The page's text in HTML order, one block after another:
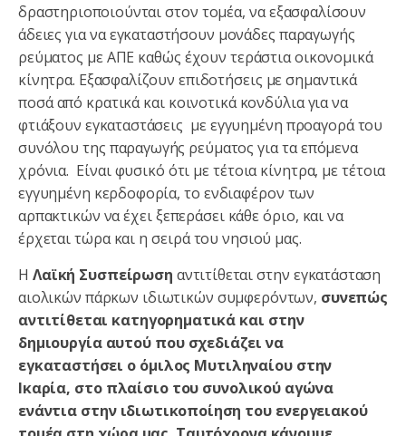
δραστηριοποιούνται στον τομέα, να εξασφαλίσουν
άδειες για να εγκαταστήσουν μονάδες παραγωγής
ρεύματος με ΑΠΕ καθώς έχουν τεράστια οικονομικά
κίνητρα. Εξασφαλίζουν επιδοτήσεις με σημαντικά
ποσά από κρατικά και κοινοτικά κονδύλια για να
φτιάξουν εγκαταστάσεις με εγγυημένη προαγορά του
συνόλου της παραγωγής ρεύματος για τα επόμενα
χρόνια. Είναι φυσικό ότι με τέτοια κίνητρα, με τέτοια
εγγυημένη κερδοφορία, το ενδιαφέρον των
αρπακτικών να έχει ξεπεράσει κάθε όριο, και να
έρχεται τώρα και η σειρά του νησιού μας.
Η Λαϊκή Συσπείρωση αντιτίθεται στην εγκατάσταση
αιολικών πάρκων ιδιωτικών συμφερόντων, συνεπώς
αντιτίθεται κατηγορηματικά και στην
δημιουργία αυτού που σχεδιάζει να
εγκαταστήσει ο όμιλος Μυτιληναίου στην
Ικαρία, στο πλαίσιο του συνολικού αγώνα
ενάντια στην ιδιωτικοποίηση του ενεργειακού